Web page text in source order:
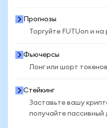
Прогнозы
Торгуйте FUTUon и
Фьючерсы
Лонг или шорт
Стейкинг
Заставьте вашу
получайте пассивный